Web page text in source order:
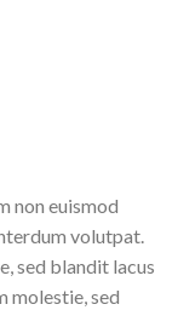
non euismod
volutpat.
sed blandit lacus
molestie, sed